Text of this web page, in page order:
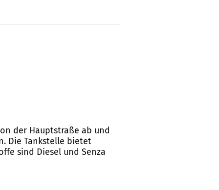
der Hauptstraße ab und
Die Tankstelle bietet
sind Diesel und Senza